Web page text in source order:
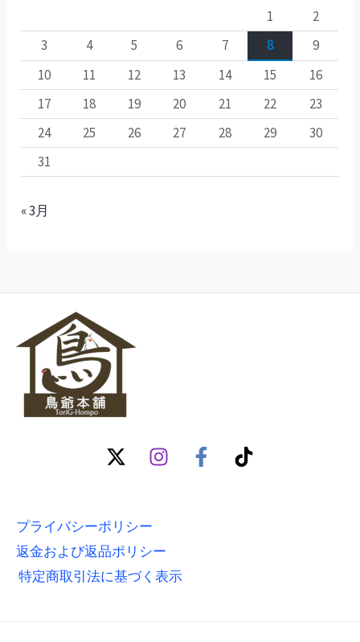
1
2
3
4 5 6 7 8
9
10
11 12 13 14 15
16
17
18 19 20 21 22
23
24
25 26 27 28 29
30
31
« 3月
プライバシーポリシー
返金および返品ポリシー
特定商取引法に基づく表示